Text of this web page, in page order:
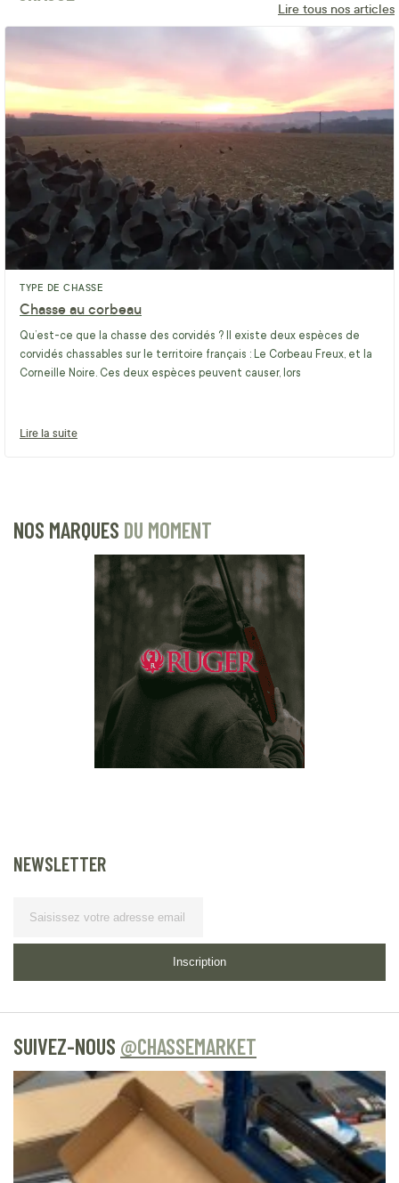
Lire tous nos articles
TYPE DE CHASSE
Chasse au corbeau
Qu’est-ce que la chasse des corvidés ? Il existe deux espèces de
corvidés chassables sur le territoire français : Le Corbeau Freux, et la
Corneille Noire. Ces deux espèces peuvent causer, lors
Lire la suite
NOS MARQUES DU MOMENT
NEWSLETTER
Inscription
SUIVEZ-NOUS @CHASSEMARKET